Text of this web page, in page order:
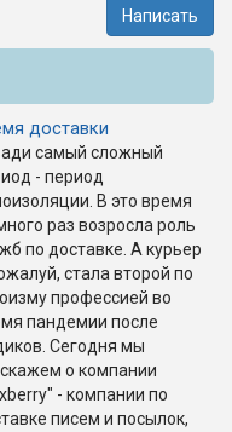
Написать
доставки
самый сложный
- период
В это время
раз возросла роль
по доставке. А курьер
стала второй по
профессией во
пандемии после
Сегодня мы
о компании
- компании по
писем и посылок,